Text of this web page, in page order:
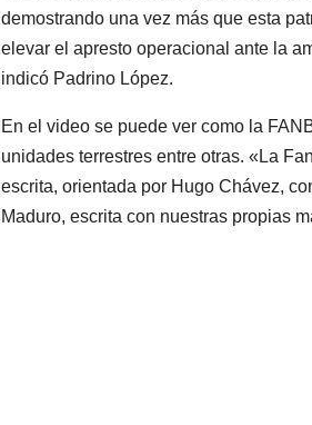
demostrando una vez más que esta
elevar el apresto operacional ante la
indicó Padrino López.
En el video se puede ver como la
unidades terrestres entre otras. «La
escrita, orientada por Hugo Chávez,
Maduro, escrita con nuestras propias